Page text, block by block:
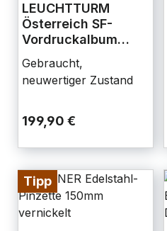
LEUCHTTURM
Österreich SF-
Vordruckalbum
Kleinbogen
Gebraucht,
neuwertiger Zustand
199,90 €
Tipp